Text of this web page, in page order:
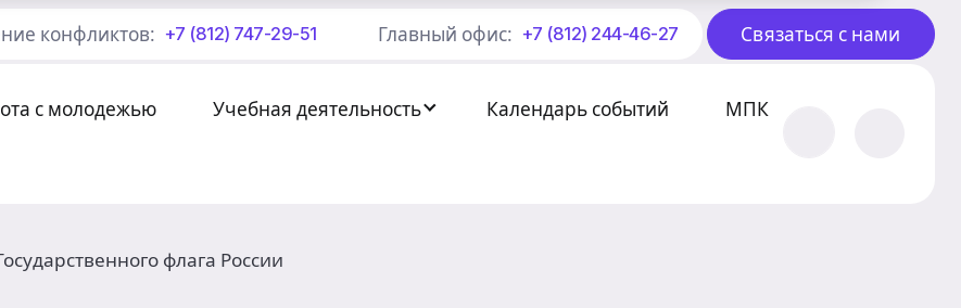
конфликтов: +7 (812) 747-29-51 Главный офис: +7 (812) 244-46-27 Связаться с нами
с молодежью Учебная деятельность Календарь событий
МПК
флага России